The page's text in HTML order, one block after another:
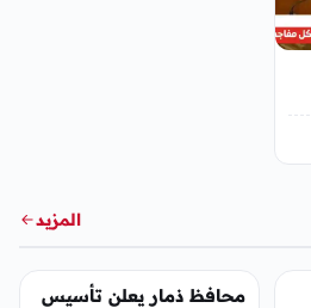
المزيد
منوعات
محافظ ذمار يعلن تأسيس